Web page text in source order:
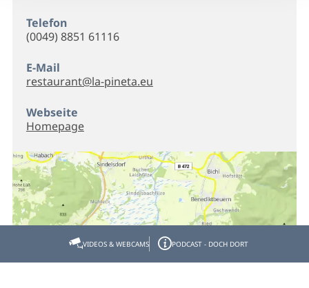
Telefon
(0049) 8851 61116
E-Mail
restaurant@la-pineta.eu
Webseite
Homepage
VIDEOS & WEBCAMS PODCAST - DOCH DORT